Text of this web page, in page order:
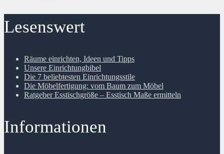
Lesenswert
Räume einrichten, Ideen und Tipps
Unsere Einrichtungbibel
Die 7 beliebtesten Einrichtungsstile
Die Möbelfertigung: vom Baum zum Möbel
Ratgeber Esstischgröße – Esstisch Maße ermitteln
Informationen